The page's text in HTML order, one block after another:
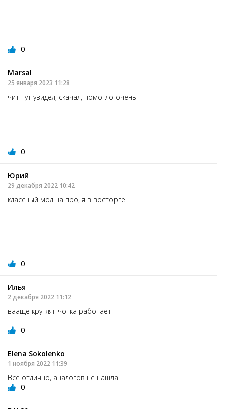
0
Marsal
25 января 2023 11:28
чит тут увидел, скачал, помогло очень
0
Юрий
29 декабря 2022 10:42
классный мод на про, я в восторге!
0
Илья
2 декабря 2022 11:12
вааще крутяяг чотка работает
0
Elena Sokolenko
1 ноября 2022 11:39
Все отлично, аналогов не нашла
0